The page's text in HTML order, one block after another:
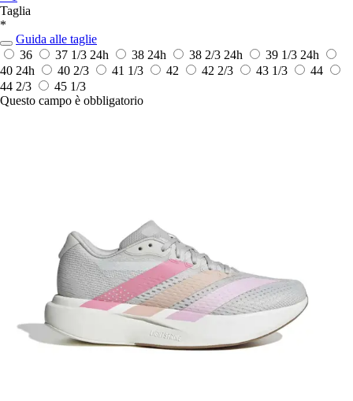
Taglia
*
Guida alle taglie
36
37 1/3 24h 38 24h 38 2/3 24h 39 1/3 24h
40 24h 40 2/3 41 1/3 42 42 2/3 43 1/3
44
44 2/3
45 1/3
Questo campo è obbligatorio